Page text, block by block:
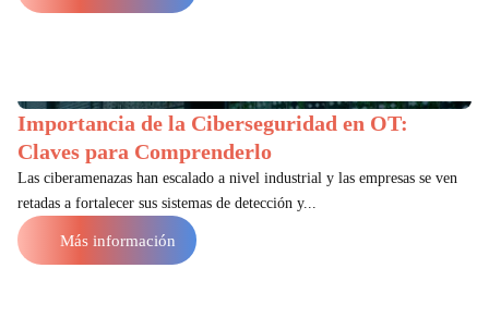
Importancia de la Ciberseguridad en OT:
Claves para Comprenderlo
Las ciberamenazas han escalado a nivel industrial y las empresas se ven
retadas a fortalecer sus sistemas de detección y...
Más información